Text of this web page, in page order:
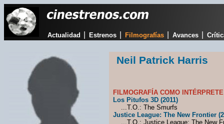
Actualidad Estrenos Filmografías Avances
Neil Patrick Harris
FILMOGRAFÍA COMO
Los Pitufos 3D (2011)
...T.O.: The Smurfs
Justice League: The New Frontier
...T.O.: Justice League: The New